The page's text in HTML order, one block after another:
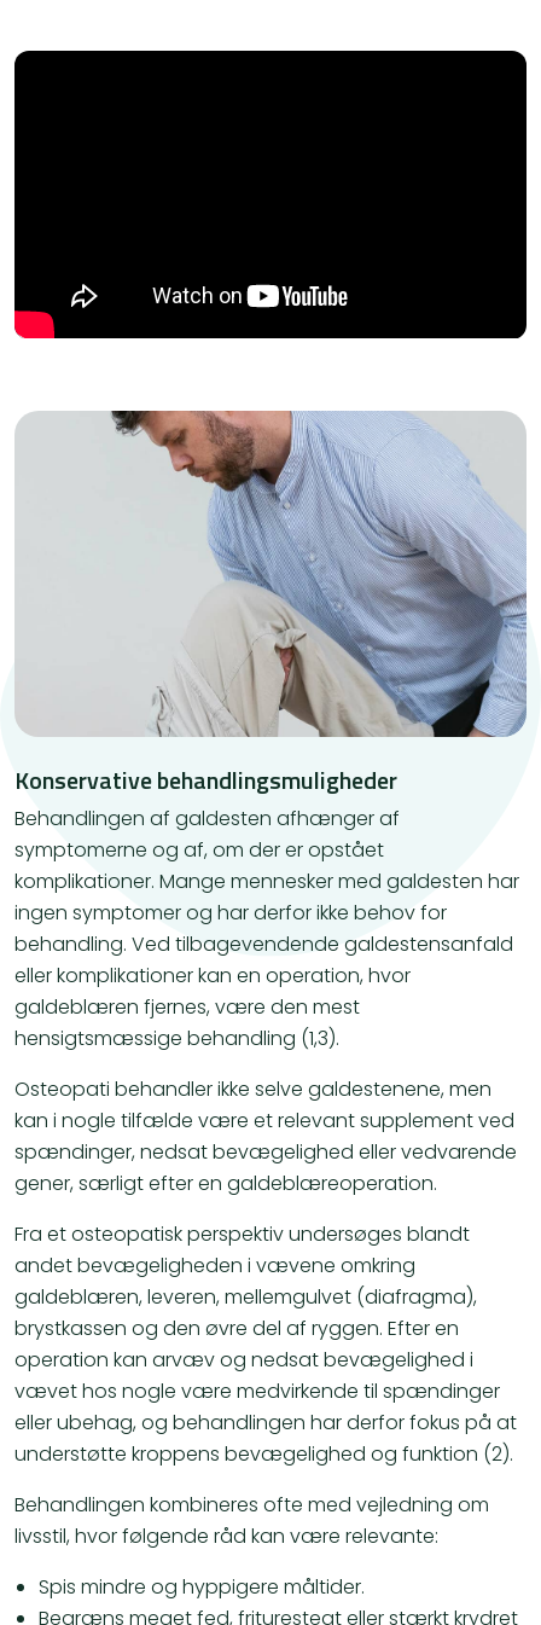
Konservative behandlingsmuligheder
Behandlingen af galdesten afhænger af
symptomerne og af, om der er opstået
komplikationer. Mange mennesker med galdesten har
ingen symptomer og har derfor ikke behov for
behandling. Ved tilbagevendende galdestensanfald
eller komplikationer kan en operation, hvor
galdeblæren fjernes, være den mest
hensigtsmæssige behandling (1,3).
Osteopati behandler ikke selve galdestenene, men
kan i nogle tilfælde være et relevant supplement ved
spændinger, nedsat bevægelighed eller vedvarende
gener, særligt efter en galdeblæreoperation.
Fra et osteopatisk perspektiv undersøges blandt
andet bevægeligheden i vævene omkring
galdeblæren, leveren, mellemgulvet (diafragma),
brystkassen og den øvre del af ryggen. Efter en
operation kan arvæv og nedsat bevægelighed i
vævet hos nogle være medvirkende til spændinger
eller ubehag, og behandlingen har derfor fokus på at
understøtte kroppens bevægelighed og funktion (2).
Behandlingen kombineres ofte med vejledning om
livsstil, hvor følgende råd kan være relevante:
Spis mindre og hyppigere måltider.
Begræns meget fed, friturestegt eller stærkt krydret